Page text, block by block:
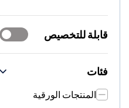
قابلة للتخصيص
فئات
المنتجات الورقية